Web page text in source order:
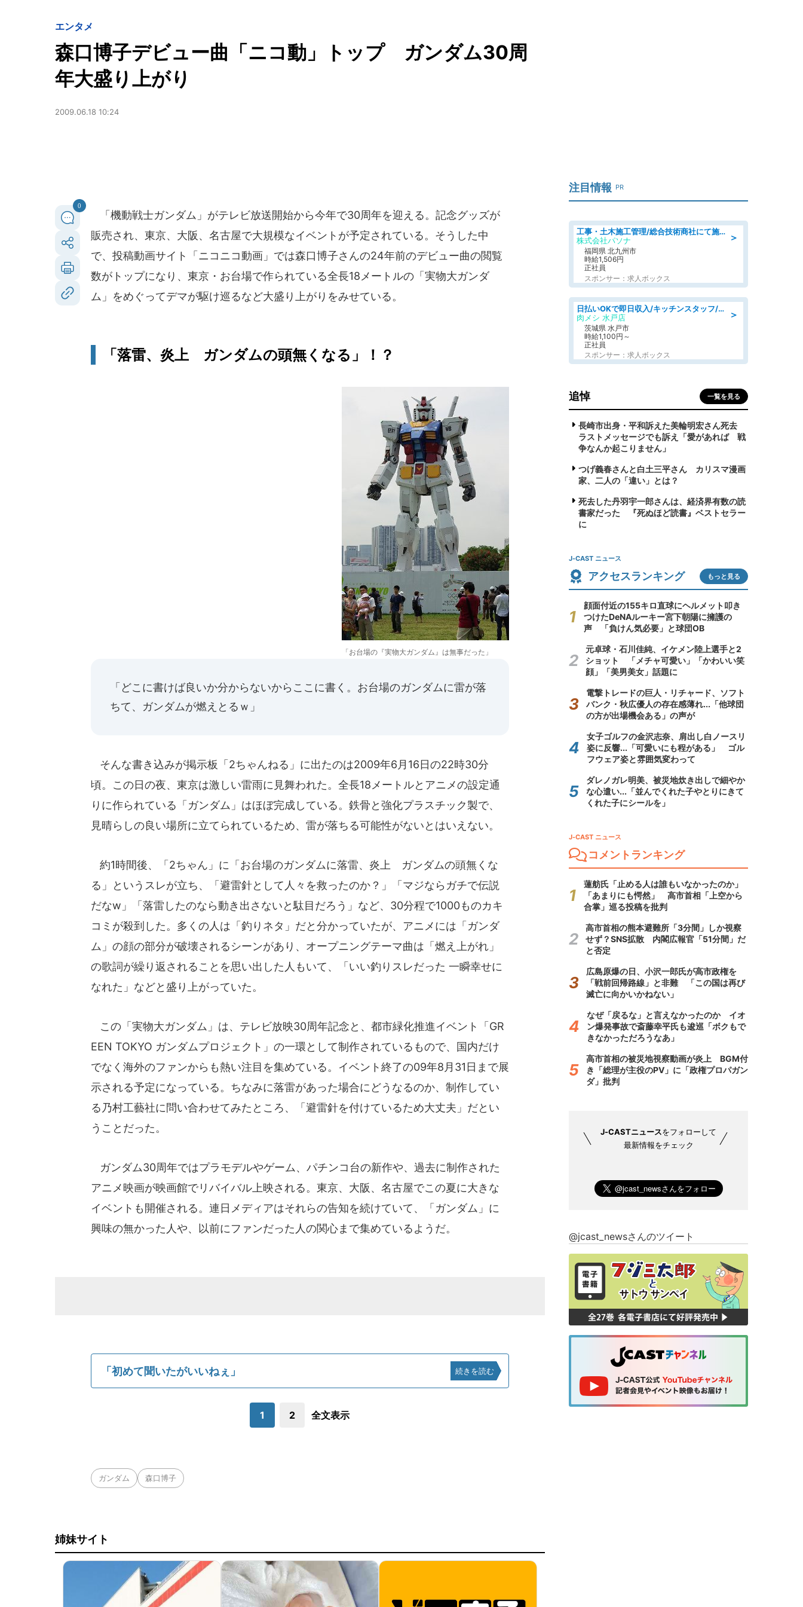
エンタメ
森口博子デビュー曲「ニコ動」トップ ガンダム30周
年大盛り上がり
2009.06.18 10:24
0
「機動戦士ガンダム」がテレビ放送開始から今年で30周年を迎える。記念グッズが
販売され、東京、大阪、名古屋で大規模なイベントが予定されている。そうした中
で、投稿動画サイト「ニコニコ動画」では森口博子さんの24年前のデビュー曲の閲覧
数がトップになり、東京・お台場で作られている全長18メートルの「実物大ガンダ
ム」をめぐってデマが駆け巡るなど大盛り上がりをみせている。
「落雷、炎上 ガンダムの頭無くなる」！？
「お台場の『実物大ガンダム』は無事だった」
「どこに書けば良いか分からないからここに書く。お台場のガンダムに雷が落
ちて、ガンダムが燃えとるｗ」
そんな書き込みが掲示板「2ちゃんねる」に出たのは2009年6月16日の22時30分
頃。この日の夜、東京は激しい雷雨に見舞われた。全長18メートルとアニメの設定通
りに作られている「ガンダム」はほぼ完成している。鉄骨と強化プラスチック製で、
見晴らしの良い場所に立てられているため、雷が落ちる可能性がないとはいえない。
約1時間後、「2ちゃん」に「お台場のガンダムに落雷、炎上 ガンダムの頭無くな
る」というスレが立ち、「避雷針として人々を救ったのか？」「マジならガチで伝説
だなw」「落雷したのなら動き出さないと駄目だろう」など、30分程で1000ものカキ
コミが殺到した。多くの人は「釣りネタ」だと分かっていたが、アニメには「ガンダ
ム」の顔の部分が破壊されるシーンがあり、オープニングテーマ曲は「燃え上がれ」
の歌詞が繰り返されることを思い出した人もいて、「いい釣りスレだった 一瞬幸せに
なれた」などと盛り上がっていた。
この「実物大ガンダム」は、テレビ放映30周年記念と、都市緑化推進イベント「GR
EEN TOKYO ガンダムプロジェクト」の一環として制作されているもので、国内だけ
でなく海外のファンからも熱い注目を集めている。イベント終了の09年8月31日まで展
示される予定になっている。ちなみに落雷があった場合にどうなるのか、制作してい
る乃村工藝社に問い合わせてみたところ、「避雷針を付けているため大丈夫」だとい
うことだった。
ガンダム30周年ではプラモデルやゲーム、パチンコ台の新作や、過去に制作された
アニメ映画が映画館でリバイバル上映される。東京、大阪、名古屋でこの夏に大きな
イベントも開催される。連日メディアはそれらの告知を続けていて、「ガンダム」に
興味の無かった人や、以前にファンだった人の関心まで集めているようだ。
「初めて聞いたがいいねぇ」 続きを読む
1 2 全文表示
ガンダム 森口博子
姉妹サイト
注目情報 PR
＞
工事・土木施工管理/総合技術商社にて施工管理のお仕事/即日勤務可/車通勤可/工事・土木施工管理/生産・品質管理
株式会社パソナ
福岡県 北九州市
時給1,506円
正社員
スポンサー：求人ボックス
＞
日払いOKで即日収入/キッチンスタッフ/「原付免許必須」デリバリー業務など、自己成長可能な幅広い仕事に挑戦!髪型自由&ピアス・ネイルOK/茨城県/水戸市
肉メシ 水戸店
茨城県 水戸市
時給1,100円～
正社員
スポンサー：求人ボックス
追悼 一覧を見る
長崎市出身・平和訴えた美輪明宏さん死去
ラストメッセージでも訴え「愛があれば 戦
争なんか起こりません」
つげ義春さんと白土三平さん カリスマ漫画
家、二人の「違い」とは？
死去した丹羽宇一郎さんは、経済界有数の読
書家だった 『死ぬほど読書』ベストセラー
に
J-CAST ニュース
アクセスランキング もっと見る
顔面付近の155キロ直球にヘルメット叩き
つけたDeNAルーキー宮下朝陽に擁護の
声 「負けん気必要」と球団OB
元卓球・石川佳純、イケメン陸上選手と2
ショット 「メチャ可愛い」「かわいい笑
顔」「美男美女」話題に
電撃トレードの巨人・リチャード、ソフト
バンク・秋広優人の存在感薄れ...「他球団
の方が出場機会ある」の声が
女子ゴルフの金沢志奈、肩出し白ノースリ
姿に反響...「可愛いにも程がある」 ゴル
フウェア姿と雰囲気変わって
ダレノガレ明美、被災地炊き出しで細やか
な心遣い...「並んでくれた子やとりにきて
くれた子にシールを」
J-CAST ニュース
コメントランキング
蓮舫氏「止める人は誰もいなかったのか」
「あまりにも愕然」 高市首相「上空から
合掌」巡る投稿を批判
高市首相の熊本避難所「3分間」しか視察
せず？SNS拡散 内閣広報官「51分間」だ
と否定
広島原爆の日、小沢一郎氏が高市政権を
「戦前回帰路線」と非難 「この国は再び
滅亡に向かいかねない」
なぜ「戻るな」と言えなかったのか イオ
ン爆発事故で斎藤幸平氏も逡巡「ボクもで
きなかっただろうなあ」
高市首相の被災地視察動画が炎上 BGM付
き「総理が主役のPV」に「政権プロパガン
ダ」批判
J-CASTニュースをフォローして
最新情報をチェック
@jcast_newsさんのツイート